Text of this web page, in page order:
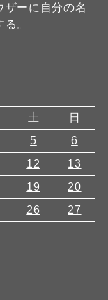
ザーに自分の名
。
土
日
5
6
12
13
19
20
26
27